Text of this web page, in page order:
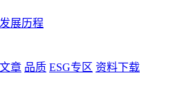
发展历程
章 品质 ESG专区 资料下载